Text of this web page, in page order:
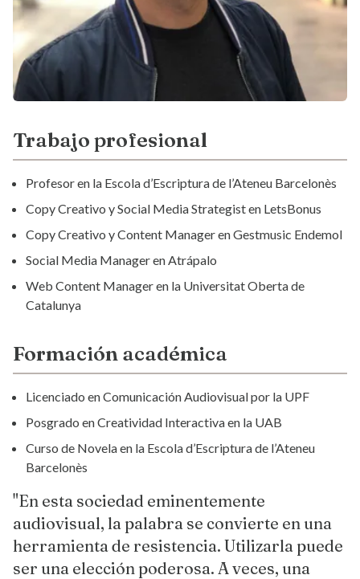
Trabajo profesional
Profesor en la Escola d’Escriptura de l’Ateneu Barcelonès
Copy Creativo y Social Media Strategist en LetsBonus
Copy Creativo y Content Manager en Gestmusic Endemol
Social Media Manager en Atrápalo
Web Content Manager en la Universitat Oberta de
Catalunya
Formación académica
Licenciado en Comunicación Audiovisual por la UPF
Posgrado en Creatividad Interactiva en la UAB
Curso de Novela en la Escola d’Escriptura de l’Ateneu
Barcelonès
"En esta sociedad eminentemente
audiovisual, la palabra se convierte en una
herramienta de resistencia. Utilizarla puede
ser una elección poderosa. A veces, una